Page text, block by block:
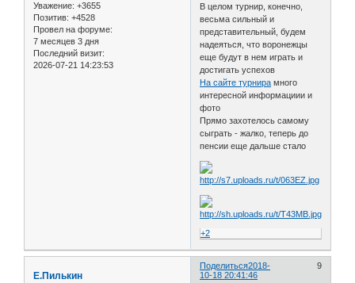
Уважение: +3655
Позитив: +4528
Провел на форуме:
7 месяцев 3 дня
Последний визит:
2026-07-21 14:23:53
В целом турнир, конечно,
весьма сильный и
представительный, будем
надеяться, что воронежцы
еще будут в нем играть и
достигать успехов
На сайте турнира много
интересной информациии и
фото
Прямо захотелось самому
сыграть - жалко, теперь до
пенсии еще дальше стало
+2
Поделиться 9
2018-
10-18 20:41:46
Е.Пилькин